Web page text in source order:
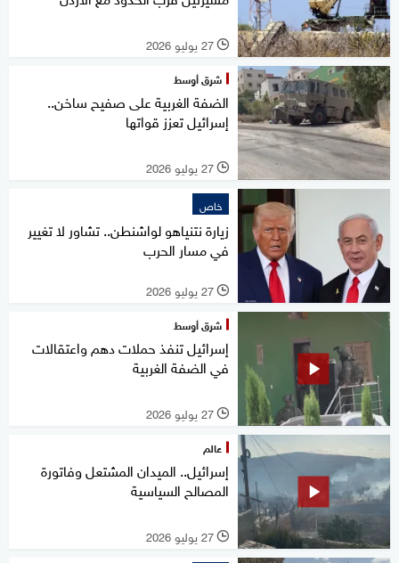
l 27 يوليو 2026
شرق أوسط
الضفة الغربية على صفيح ساخن..
إسرائيل تعزز قواتها
l 27 يوليو 2026
خاص
زيارة نتنياهو لواشنطن.. تشاور لا تغيير
في مسار الحرب
l 27 يوليو 2026
شرق أوسط
إسرائيل تنفذ حملات دهم واعتقالات
في الضفة الغربية
l 27 يوليو 2026
عالم
إسرائيل.. الميدان المشتعل وفاتورة
المصالح السياسية
l 27 يوليو 2026